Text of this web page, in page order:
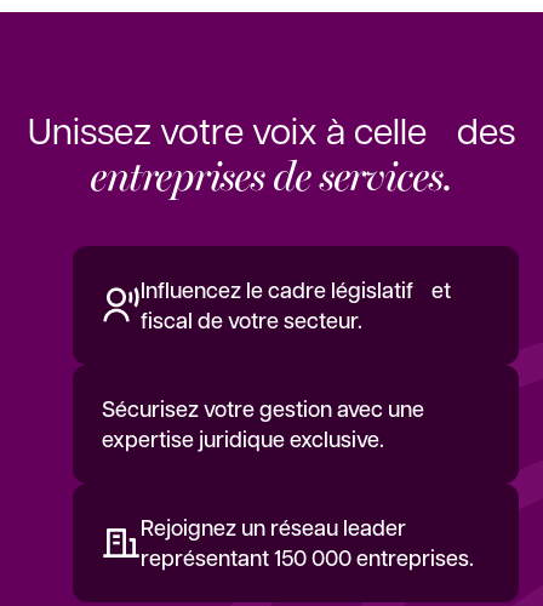
Unissez votre voix à celle des
entreprises de services.
Influencez le cadre législatif et
fiscal de votre secteur.
Sécurisez votre gestion avec une
expertise juridique exclusive.
Rejoignez un réseau leader
représentant 150 000 entreprises.